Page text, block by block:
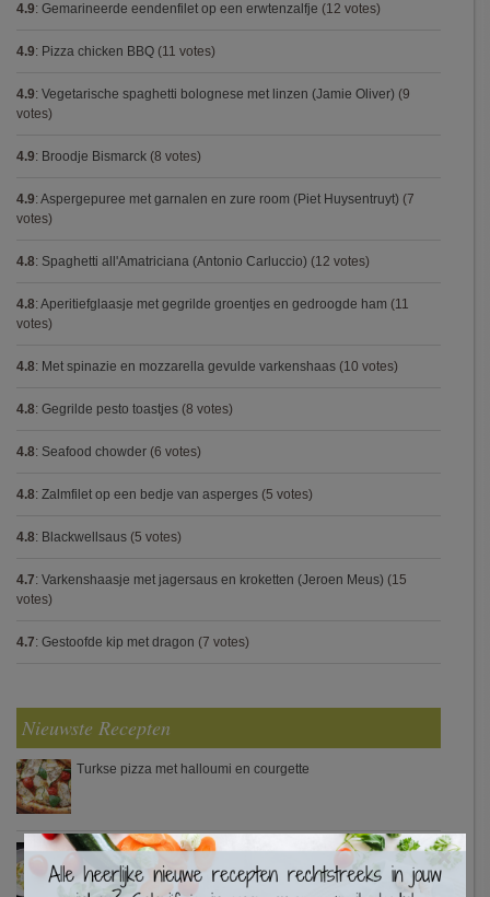
4.9: Gemarineerde eendenfilet op een erwtenzalfje (12 votes)
4.9: Pizza chicken BBQ (11 votes)
4.9: Vegetarische spaghetti bolognese met linzen (Jamie Oliver) (9
votes)
4.9: Broodje Bismarck (8 votes)
4.9: Aspergepuree met garnalen en zure room (Piet Huysentruyt) (7
votes)
4.8: Spaghetti all'Amatriciana (Antonio Carluccio) (12 votes)
4.8: Aperitiefglaasje met gegrilde groentjes en gedroogde ham (11
votes)
4.8: Met spinazie en mozzarella gevulde varkenshaas (10 votes)
4.8: Gegrilde pesto toastjes (8 votes)
4.8: Seafood chowder (6 votes)
4.8: Zalmfilet op een bedje van asperges (5 votes)
4.8: Blackwellsaus (5 votes)
4.7: Varkenshaasje met jagersaus en kroketten (Jeroen Meus) (15
votes)
4.7: Gestoofde kip met dragon (7 votes)
Nieuwste Recepten
Turkse pizza met halloumi en courgette
Waterzooi van pladijs met venkel (Colruyt) ×